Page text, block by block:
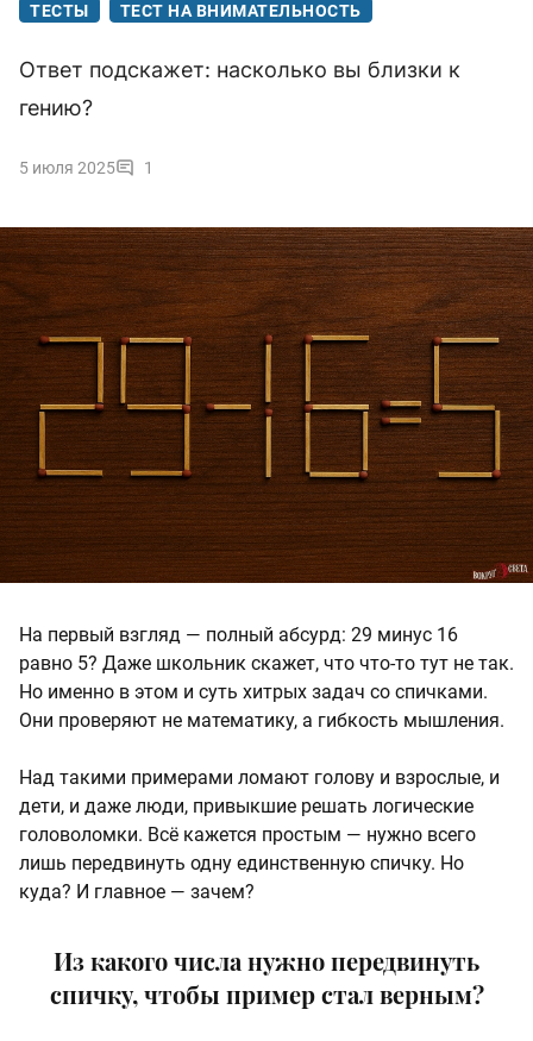
ТЕСТЫ ТЕСТ НА ВНИМАТЕЛЬНОСТЬ
Ответ подскажет: насколько вы близки к
гению?
5 июля 2025 1
На первый взгляд — полный абсурд: 29 минус 16
равно 5? Даже школьник скажет, что что-то тут не так.
Но именно в этом и суть хитрых задач со спичками.
Они проверяют не математику, а гибкость мышления.
Над такими примерами ломают голову и взрослые, и
дети, и даже люди, привыкшие решать логические
головоломки. Всё кажется простым — нужно всего
лишь передвинуть одну единственную спичку. Но
куда? И главное — зачем?
Из какого числа нужно передвинуть
спичку, чтобы пример стал верным?